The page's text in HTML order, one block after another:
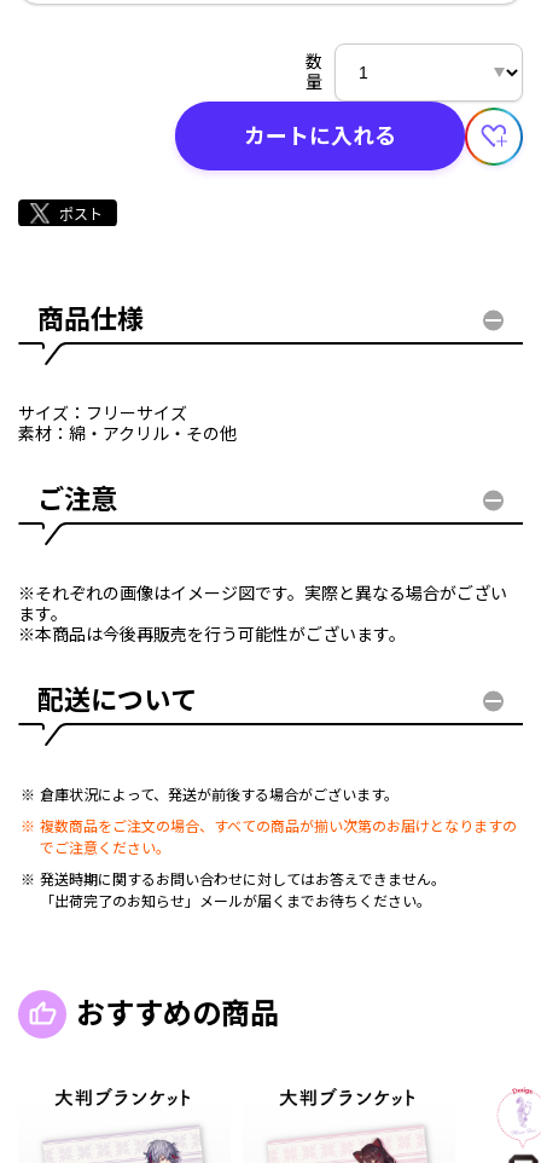
数
量
カートに入れる
商品仕様
サイズ：フリーサイズ
素材：綿・アクリル・その他
ご注意
※それぞれの画像はイメージ図です。実際と異なる場合がござい
ます。
※本商品は今後再販売を行う可能性がございます。
配送について
倉庫状況によって、発送が前後する場合がございます。
複数商品をご注文の場合、すべての商品が揃い次第のお届けとなりますの
でご注意ください。
発送時期に関するお問い合わせに対してはお答えできません。
「出荷完了のお知らせ」メールが届くまでお待ちください。
おすすめの商品